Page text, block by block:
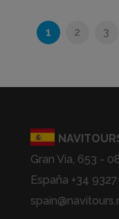
1 2 3
Gran Via, 653 -
España +34